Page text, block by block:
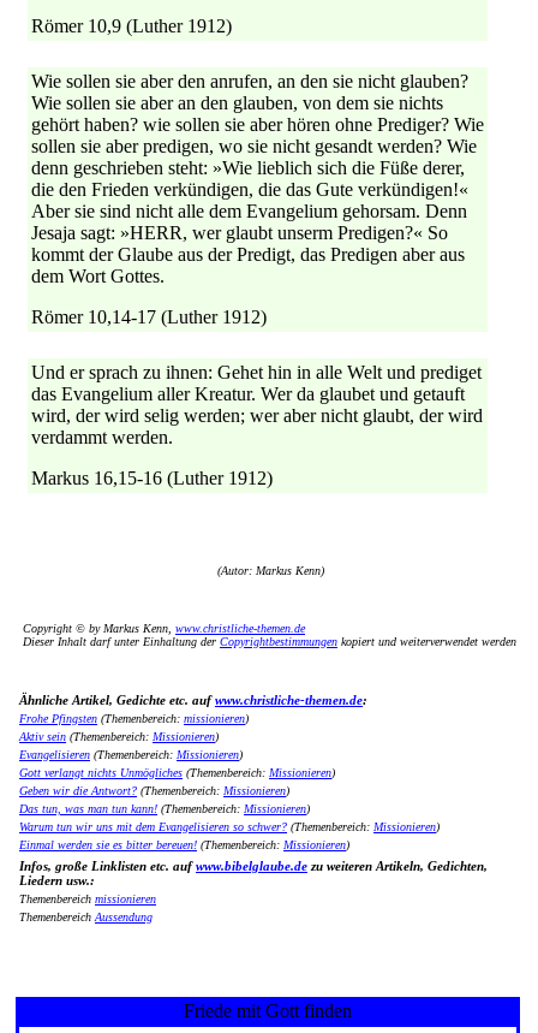
Römer 10,9 (Luther 1912)
Wie sollen sie aber den anrufen, an den sie nicht glauben?
Wie sollen sie aber an den glauben, von dem sie nichts
gehört haben? wie sollen sie aber hören ohne Prediger? Wie
sollen sie aber predigen, wo sie nicht gesandt werden? Wie
denn geschrieben steht: »Wie lieblich sich die Füße derer,
die den Frieden verkündigen, die das Gute verkündigen!«
Aber sie sind nicht alle dem Evangelium gehorsam. Denn
Jesaja sagt: »HERR, wer glaubt unserm Predigen?« So
kommt der Glaube aus der Predigt, das Predigen aber aus
dem Wort Gottes.
Römer 10,14-17 (Luther 1912)
Und er sprach zu ihnen: Gehet hin in alle Welt und prediget
das Evangelium aller Kreatur. Wer da glaubet und getauft
wird, der wird selig werden; wer aber nicht glaubt, der wird
verdammt werden.
Markus 16,15-16 (Luther 1912)
(Autor: Markus Kenn)
Copyright © by Markus Kenn, www.christliche-themen.de
Dieser Inhalt darf unter Einhaltung der Copyrightbestimmungen kopiert und weiterverwendet werden
Ähnliche Artikel, Gedichte etc. aufwww.christliche-themen.de:
Frohe Pfingsten (Themenbereich: missionieren)
Aktiv sein (Themenbereich: Missionieren)
Evangelisieren (Themenbereich: Missionieren)
Gott verlangt nichts Unmögliches (Themenbereich: Missionieren)
Geben wir die Antwort? (Themenbereich: Missionieren)
Das tun, was man tun kann! (Themenbereich: Missionieren)
Warum tun wir uns mit dem Evangelisieren so schwer? (Themenbereich: Missionieren)
Einmal werden sie es bitter bereuen! (Themenbereich: Missionieren)
Infos, große Linklisten etc. aufwww.bibelglaube.de zu weiteren Artikeln, Gedichten,
Liedern usw.:
Themenbereich missionieren
Themenbereich Aussendung
Friede mit Gott finden